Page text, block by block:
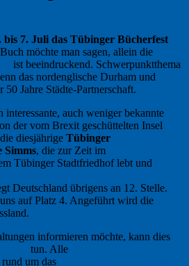
bis 7. Juli das Tübinger Bücherfest
möchte man sagen, allein die
ist beeindruckend. Schwerpunktthema
das nordenglische Durham und
Jahre Städte-Partnerschaft.
auch weniger bekannte
der vom Brexit geschüttelten Insel
diesjährige Tübinger
Simms, die zur Zeit im
Tübinger Stadtfriedhof lebt und
Deutschland übrigens an 12. Stelle.
auf Platz 4. Angeführt wird die
informieren möchte, kann dies
tun. Alle
um das